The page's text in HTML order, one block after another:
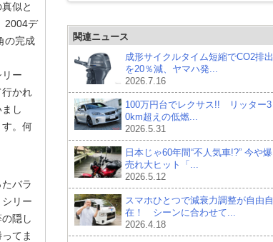
似と
2004デ
の完成
ー
かれ
し
。何
バラ
リー
隠し
てま
関連ニュース
成形サイクルタイム短縮でCO2排出
を20％減、ヤマハ発...
2026.7.16
100万円台でレクサス!! リッター3
0km超えの低燃...
2026.5.31
日本じゃ60年間“不人気車!?” 今や爆
売れ大ヒット「...
2026.5.12
スマホひとつで減衰力調整が自由自
在！ シーンに合わせて...
2026.4.18